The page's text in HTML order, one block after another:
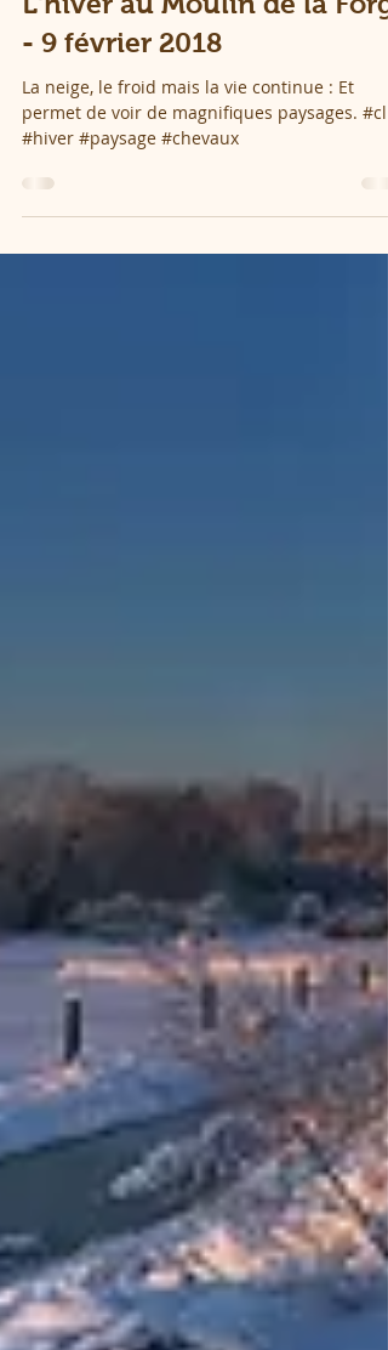
L'hiver au Moulin de la
- 9 février 2018
La neige, le froid mais la vie continue : Et
#hiver #paysage #chevaux